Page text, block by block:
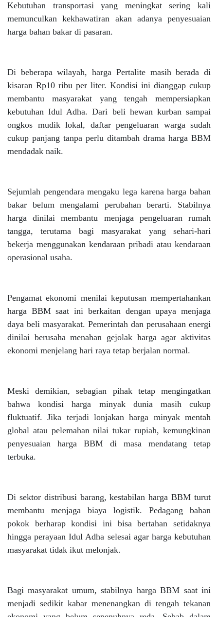
Kebutuhan transportasi yang meningkat sering kali
memunculkan kekhawatiran akan adanya penyesuaian
harga bahan bakar di pasaran.
Di beberapa wilayah, harga Pertalite masih berada di
kisaran Rp10 ribu per liter. Kondisi ini dianggap cukup
membantu masyarakat yang tengah mempersiapkan
kebutuhan Idul Adha. Dari beli hewan kurban sampai
ongkos mudik lokal, daftar pengeluaran warga sudah
cukup panjang tanpa perlu ditambah drama harga BBM
mendadak naik.
Sejumlah pengendara mengaku lega karena harga bahan
bakar belum mengalami perubahan berarti. Stabilnya
harga dinilai membantu menjaga pengeluaran rumah
tangga, terutama bagi masyarakat yang sehari-hari
bekerja menggunakan kendaraan pribadi atau kendaraan
operasional usaha.
Pengamat ekonomi menilai keputusan mempertahankan
harga BBM saat ini berkaitan dengan upaya menjaga
daya beli masyarakat. Pemerintah dan perusahaan energi
dinilai berusaha menahan gejolak harga agar aktivitas
ekonomi menjelang hari raya tetap berjalan normal.
Meski demikian, sebagian pihak tetap mengingatkan
bahwa kondisi harga minyak dunia masih cukup
fluktuatif. Jika terjadi lonjakan harga minyak mentah
global atau pelemahan nilai tukar rupiah, kemungkinan
penyesuaian harga BBM di masa mendatang tetap
terbuka.
Di sektor distribusi barang, kestabilan harga BBM turut
membantu menjaga biaya logistik. Pedagang bahan
pokok berharap kondisi ini bisa bertahan setidaknya
hingga perayaan Idul Adha selesai agar harga kebutuhan
masyarakat tidak ikut melonjak.
Bagi masyarakat umum, stabilnya harga BBM saat ini
menjadi sedikit kabar menenangkan di tengah tekanan